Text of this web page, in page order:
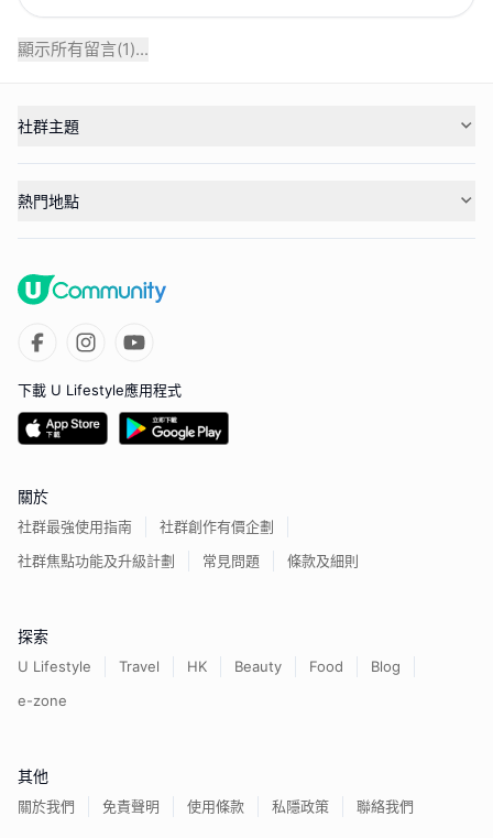
顯示所有留言(1)...
社群主題
熱門地點
下載 U Lifestyle應用程式
關於
社群最強使用指南
社群創作有價企劃
社群焦點功能及升級計劃
常見問題 條款及細則
探索
U Lifestyle Travel HK Beauty Food
Blog
e-zone
其他
關於我們 免責聲明 使用條款 私隱政策 聯絡我們